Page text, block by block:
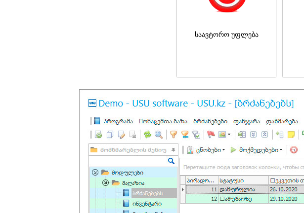
საავტორო უფლება